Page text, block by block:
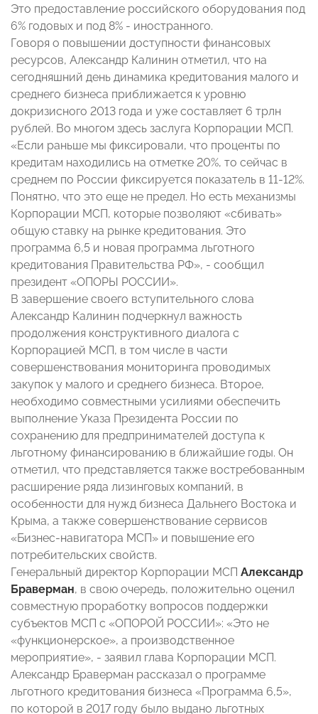
Это предоставление российского оборудования под
6% годовых и под 8% - иностранного.
Говоря о повышении доступности финансовых
ресурсов, Александр Калинин отметил, что на
сегодняшний день динамика кредитования малого и
среднего бизнеса приближается к уровню
докризисного 2013 года и уже составляет 6 трлн
рублей. Во многом здесь заслуга Корпорации МСП.
«Если раньше мы фиксировали, что проценты по
кредитам находились на отметке 20%, то сейчас в
среднем по России фиксируется показатель в 11-12%.
Понятно, что это еще не предел. Но есть механизмы
Корпорации МСП, которые позволяют «сбивать»
общую ставку на рынке кредитования. Это
программа 6,5 и новая программа льготного
кредитования Правительства РФ», - сообщил
президент «ОПОРЫ РОССИИ».
В завершение своего вступительного слова
Александр Калинин подчеркнул важность
продолжения конструктивного диалога с
Корпорацией МСП, в том числе в части
совершенствования мониторинга проводимых
закупок у малого и среднего бизнеса. Второе,
необходимо совместными усилиями обеспечить
выполнение Указа Президента России по
сохранению для предпринимателей доступа к
льготному финансированию в ближайшие годы. Он
отметил, что представляется также востребованным
расширение ряда лизинговых компаний, в
особенности для нужд бизнеса Дальнего Востока и
Крыма, а также совершенствование сервисов
«Бизнес-навигатора МСП» и повышение его
потребительских свойств.
Генеральный директор Корпорации МСП Александр
Браверман, в свою очередь, положительно оценил
совместную проработку вопросов поддержки
субъектов МСП с «ОПОРОЙ РОССИИ»: «Это не
«функционерское», а производственное
мероприятие», - заявил глава Корпорации МСП.
Александр Браверман рассказал о программе
льготного кредитования бизнеса «Программа 6,5»,
по которой в 2017 году было выдано льготных